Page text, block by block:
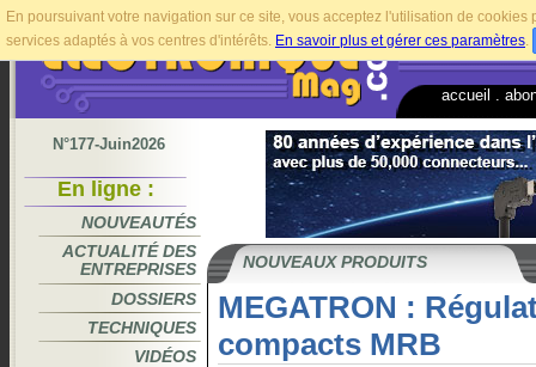
En poursuivant votre navigation sur ce site, vous acceptez l'utilisation de
services adaptés à vos centres d'intérêts. En savoir plus et gérer ces paramètres.
accueil
N°177-Juin2026
En ligne :
NOUVEAUTÉS
ACTUALITÉ DES
ENTREPRISES
DOSSIERS
TECHNIQUES
VIDÉOS
NOUVEAUX PRODUITS
MEGATRON :
compacts MRB